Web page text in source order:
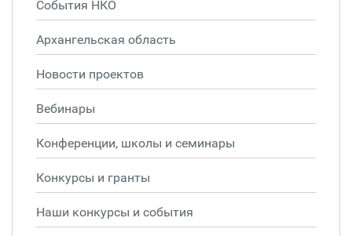
События НКО
Архангельская область
Новости проектов
Вебинары
Конференции, школы и семинары
Конкурсы и гранты
Наши конкурсы и события